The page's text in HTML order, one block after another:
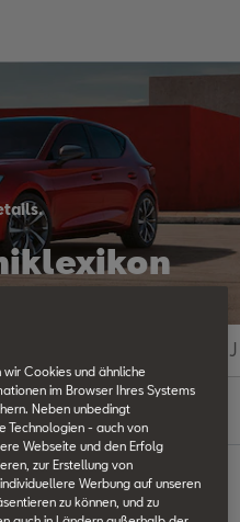
J
Cookies und ähnliche
im Browser Ihres Systems
Neben unbedingt
Technologien - auch von
Webseite und den Erfolg
zur Erstellung von
Werbung auf unseren
zu können, und zu